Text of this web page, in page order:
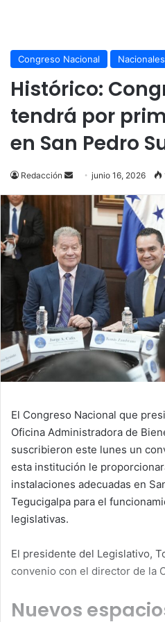
Congreso Nacional Nacionales
Histórico:
tendrá por
en San Pedro
Redacción
Sendjunio 16, 2026
El Congreso Nacional que
Oficina Administradora de
suscribieron este lunes un
esta institución le
instalaciones adecuadas en
Tegucigalpa para el
legislativas.
El presidente del Legislativo,
convenio con el director de la
Nuevos